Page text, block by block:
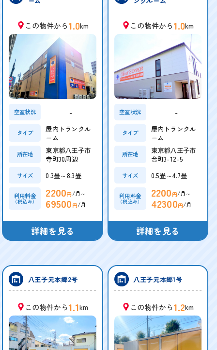
この物件から1.0km
空室状況 -
タイプ
屋内トランクル
ーム
所在地
東京都八王子市
寺町30周辺
サイズ 0.3畳～8.3畳
利用料金
（税込み）
2200円/月～
69500円/月
詳細を見る
この物件から1.0km
空室状況 -
タイプ
屋内トランクル
ーム
所在地
東京都八王子市
台町3-12-5
サイズ 0.5畳～4.7畳
利用料金
（税込み）
2200円/月～
42300円/月
詳細を見る
八王子元本郷2号
この物件から1.1km
八王子元本郷1号
この物件から1.2km